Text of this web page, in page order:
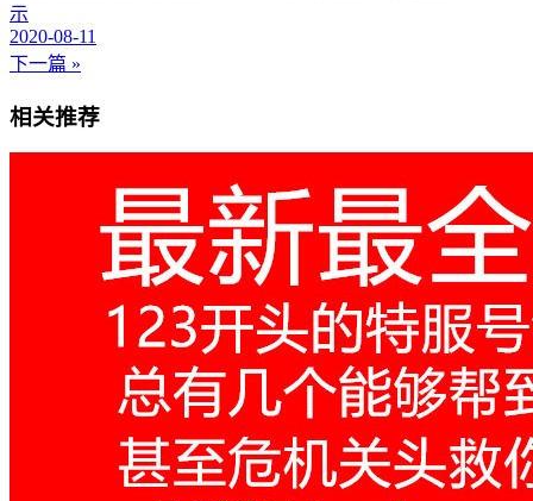
示
2020-08-11
下一篇 »
相关推荐